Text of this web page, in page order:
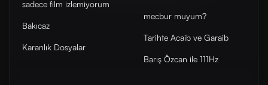
sadece film izlemiyorum
Bakıcaz
Karanlık Dosyalar
mecbur muyum?
Tarihte Acaib ve Garaib
Barış Özcan ile 111Hz